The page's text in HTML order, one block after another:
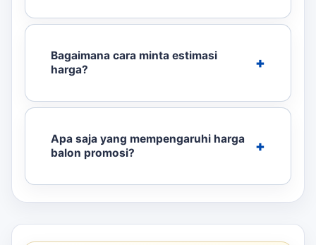
Bagaimana cara minta estimasi
harga?
Apa saja yang mempengaruhi harga
balon promosi?